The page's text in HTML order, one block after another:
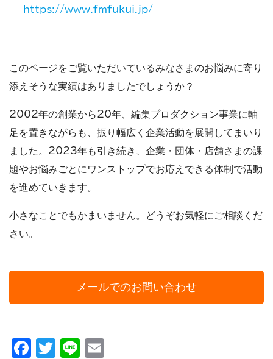
https://www.fmfukui.jp/
このページをご覧いただいているみなさまのお悩みに寄り
添えそうな実績はありましたでしょうか？
2002年の創業から20年、編集プロダクション事業に軸
足を置きながらも、振り幅広く企業活動を展開してまいり
ました。2023年も引き続き、企業・団体・店舗さまの課
題やお悩みごとにワンストップでお応えできる体制で活動
を進めていきます。
小さなことでもかまいません。どうぞお気軽にご相談くだ
さい。
メールでのお問い合わせ
Facebook
Twitter
Line